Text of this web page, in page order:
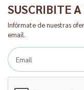
SUSCRIBITE
Infórmate de nuestras
email.